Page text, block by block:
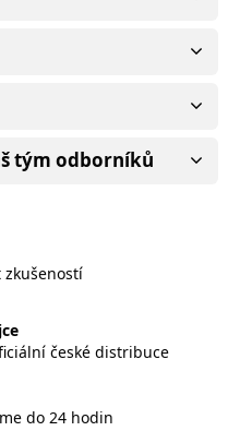
tým odborníků
zkušeností
české distribuce
do 24 hodin